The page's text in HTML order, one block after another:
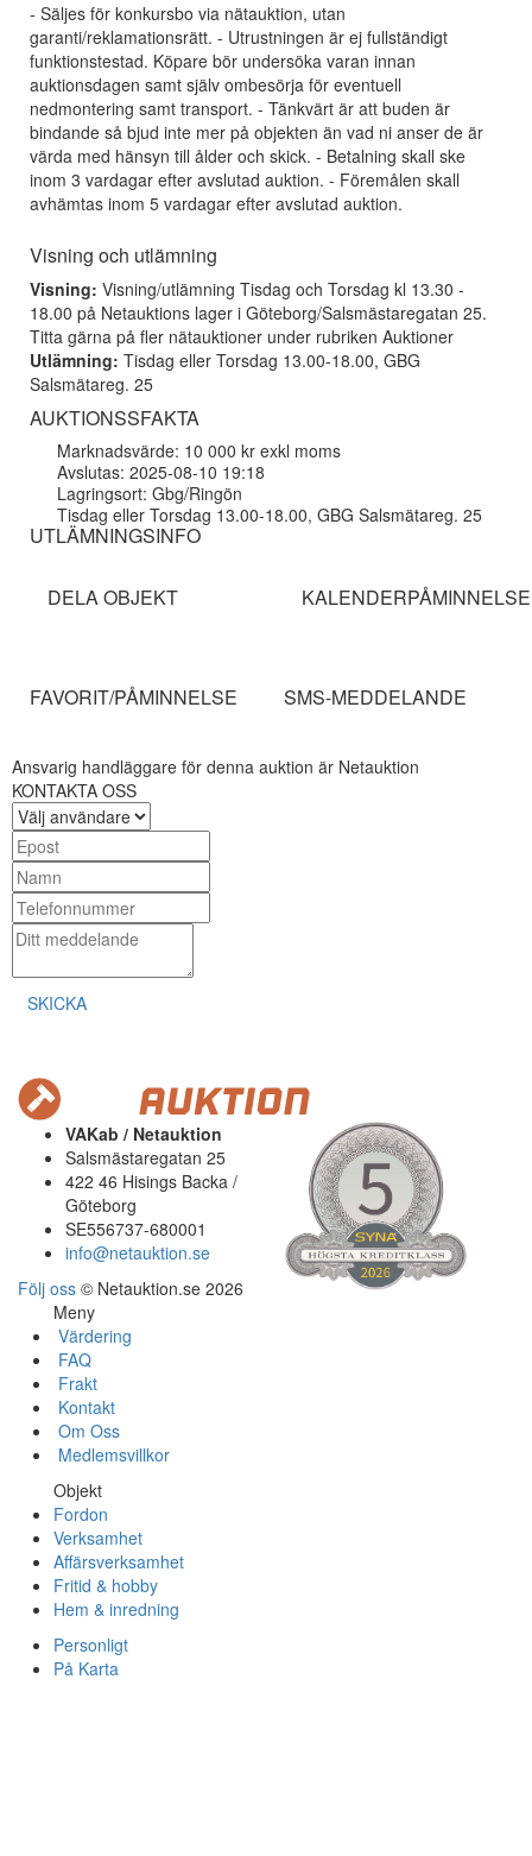
- Säljes för konkursbo via nätauktion, utan
garanti/reklamationsrätt. - Utrustningen är ej fullständigt
funktionstestad. Köpare bör undersöka varan innan
auktionsdagen samt själv ombesörja för eventuell
nedmontering samt transport. - Tänkvärt är att buden är
bindande så bjud inte mer på objekten än vad ni anser de är
värda med hänsyn till ålder och skick. - Betalning skall ske
inom 3 vardagar efter avslutad auktion. - Föremålen skall
avhämtas inom 5 vardagar efter avslutad auktion.
Visning och utlämning
Visning: Visning/utlämning Tisdag och Torsdag kl 13.30 -
18.00 på Netauktions lager i Göteborg/Salsmästaregatan 25.
Titta gärna på fler nätauktioner under rubriken Auktioner
Utlämning: Tisdag eller Torsdag 13.00-18.00, GBG
Salsmätareg. 25
AUKTIONSSFAKTA
Marknadsvärde: 10 000 kr exkl moms
Avslutas: 2025-08-10 19:18
Lagringsort: Gbg/Ringön
Tisdag eller Torsdag 13.00-18.00, GBG Salsmätareg. 25
UTLÄMNINGSINFO
DELA OBJEKT KALENDERPÅMINNELSE
FAVORIT/PÅMINNELSE SMS-MEDDELANDE
Ansvarig handläggare för denna auktion är Netauktion
KONTAKTA OSS
SKICKA
VAKab / Netauktion
Salsmästaregatan 25
422 46 Hisings Backa /
Göteborg
SE556737-680001
info@netauktion.se
Följ oss © Netauktion.se 2026
Meny
Värdering
FAQ
Frakt
Kontakt
Om Oss
Medlemsvillkor
Objekt
Fordon
Verksamhet
Affärsverksamhet
Fritid & hobby
Hem & inredning
Personligt
På Karta